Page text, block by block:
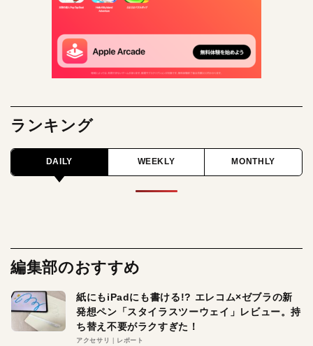
ランキング
DAILY WEEKLY MONTHLY
編集部のおすすめ
紙にもiPadにも書ける!? エレコム×ゼブラの新
発想ペン「スタイラスツーウェイ」レビュー。持
ち替え不要がラクすぎた！
アクセサリ レポート